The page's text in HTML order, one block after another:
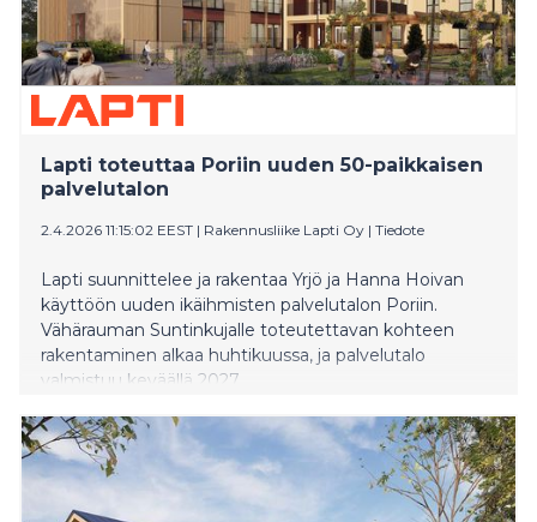
Lapti toteuttaa Poriin uuden 50-paikkaisen
palvelutalon
2.4.2026 11:15:02 EEST | Rakennusliike Lapti Oy | Tiedote
Lapti suunnittelee ja rakentaa Yrjö ja Hanna Hoivan
käyttöön uuden ikäihmisten palvelutalon Poriin.
Vähärauman Suntinkujalle toteutettavan kohteen
rakentaminen alkaa huhtikuussa, ja palvelutalo
valmistuu keväällä 2027.